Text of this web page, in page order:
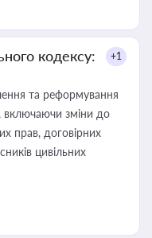
кодексу:
+1
та реформування
включаючи зміни до
прав, договірних
цивільних